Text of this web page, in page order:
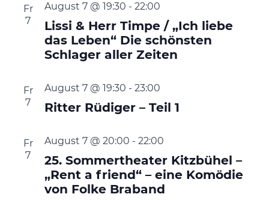
Fr
7
Lissi & Herr Timpe / „Ich liebe
das Leben“ Die schönsten
Schlager aller Zeiten
August 7 @ 19:30 - 22:00
Fr
7
Ritter Rüdiger – Teil 1
August 7 @ 19:30 - 23:00
Fr
7
25. Sommertheater Kitzbühel –
„Rent a friend“ – eine Komödie
von Folke Braband
August 7 @ 20:00 - 22:00